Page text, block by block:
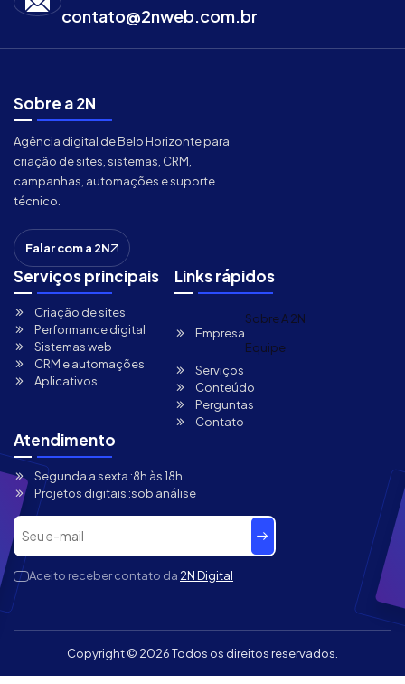
contato@2nweb.com.br
Sobre a 2N
Agência digital de Belo Horizonte para
criação de sites, sistemas, CRM,
campanhas, automações e suporte
técnico.
Falar com a 2N
Serviços principais
Criação de sites
Performance digital
Sistemas web
CRM e automações
Aplicativos
Links rápidos
Empresa
Sobre A 2N
Equipe
Serviços
Conteúdo
Perguntas
Contato
Atendimento
Segunda a sexta :8h às 18h
Projetos digitais :sob análise
Aceito receber contato da 2N Digital
Copyright © 2026 Todos os direitos reservados.